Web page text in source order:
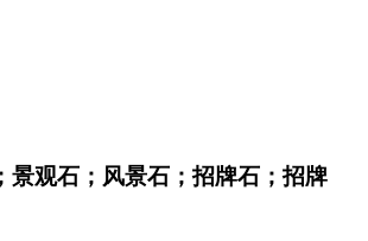
景观石；风景石；招牌石；招牌